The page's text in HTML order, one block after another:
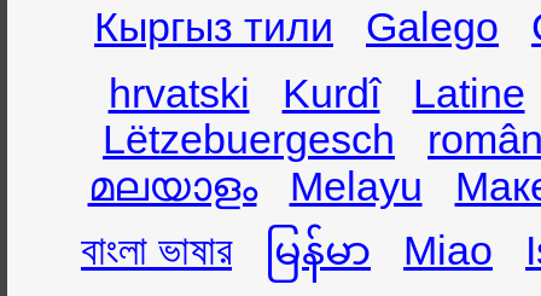
Кыргыз тили
Galego
hrvatski
Kurdî
Latine
Lëtzebuergesch
മലയാളം
Melayu
বাংলা ভাষার
မြန်မာ Miao